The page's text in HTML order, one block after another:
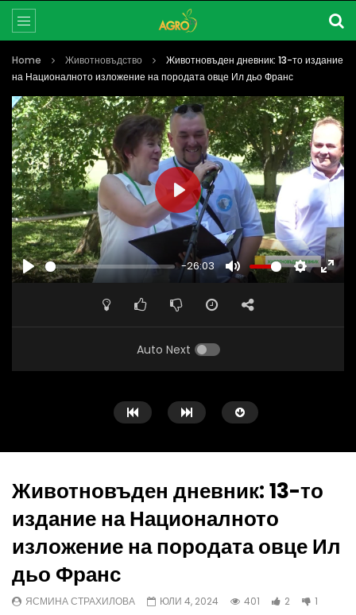
Home Животновъдство
Животновъден дневник: 13-то издание
на Националното изложение на породата овце Ил дьо Франс
PLAY
-26:03
MUTE
PLAY
Auto Next
Watch Later
земеделие, пазарен натиск върху
черната златка
ЖИВОТНОВЪДСТВО:
АЛЕКО ДЯНКОВ
Животновъден дневник: 13-то
издание на Националното
изложение на породата овце Ил
дьо Франс
ЯСМИНА СТРАХИЛОВА ЮЛИ 4, 2024 401 2 1